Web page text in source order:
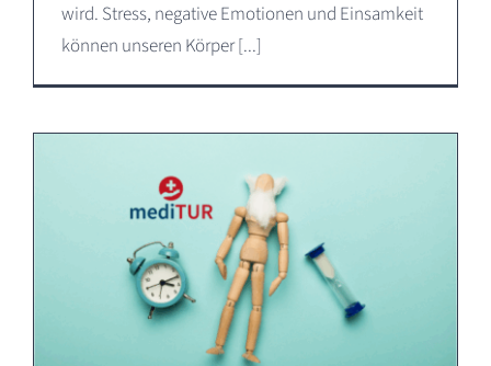
wird. Stress, negative Emotionen und Einsamkeit
können unseren Körper [...]